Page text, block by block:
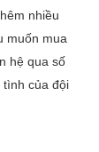
nhiều
muốn mua
hệ qua số
của đội